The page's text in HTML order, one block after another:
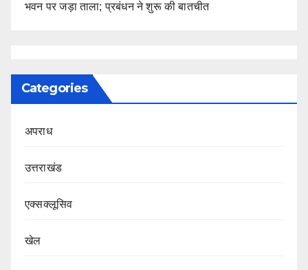
भवन पर जड़ा ताला; प्रबंधन ने शुरू की बातचीत
Categories
अपराध
उत्तराखंड
एक्सक्लूसिव
खेल